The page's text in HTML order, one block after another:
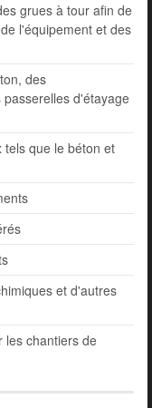
grues à tour afin de
l'équipement et des
des
d'étayage
tels que le béton et
et d'autres
les chantiers de